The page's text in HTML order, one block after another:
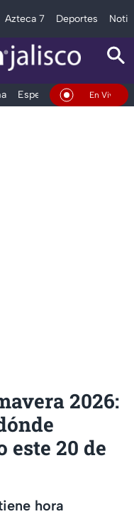
Azteca 7 Deportes
Espectáculos Deportes
En Vivo
2026:
este 20 de
hora